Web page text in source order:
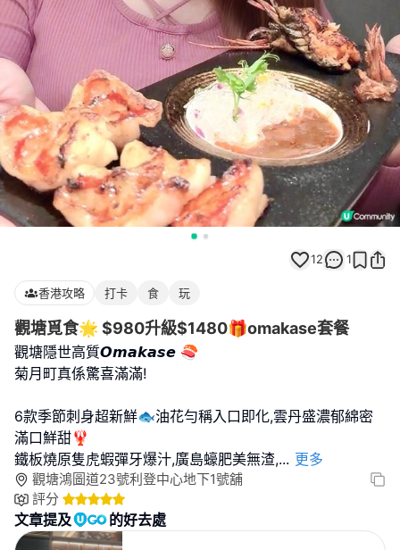
12 1
香港攻略 打卡 食 玩
觀塘覓食🌟 $980升級$1480🎁omakase套餐
觀塘隱世高質𝙊𝙢𝙖𝙠𝙖𝙨𝙚 🍣
菊月町真係驚喜滿滿!
6款季節刺身超新鮮🐟油花勻稱入口即化,雲丹盛濃郁綿密
滿口鮮甜🦞
鐵板燒原隻虎蝦彈牙爆汁,廣島蠔肥美無渣,... 更多
觀塘鴻圖道23號利登中心地下1號舖
評分
文章提及 的好去處